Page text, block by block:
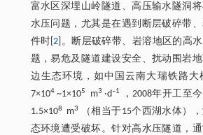
富水区深埋山岭隧道、高压输水隧洞
水压问题，尤其是在遇到断层破碎带
件时[2 ]。断层破碎带、岩溶地区的高
题，易危及隧道建设安全、扰动围岩
边生态环境，如中国云南大瑞铁路大
7×104~1×105 m3 ·d–1
，2008年开工至
1.5×108 m3
（相当于15个西湖水体）
态环境遭受破坏。针对高水压隧道，